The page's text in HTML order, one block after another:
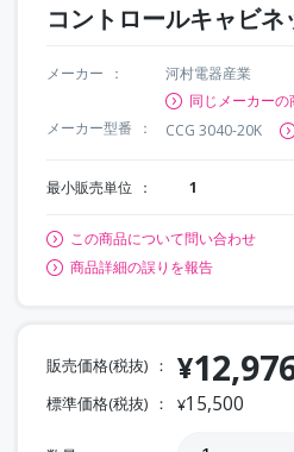
コントロールキャビネ
メーカー
河村電器産業
同じメーカー
メーカー型番
CCG 3040-20K
最小販売単位 1
この商品について問い合わせ
商品詳細の誤りを報告
販売価格(税抜) ¥
標準価格(税抜) ¥15,500